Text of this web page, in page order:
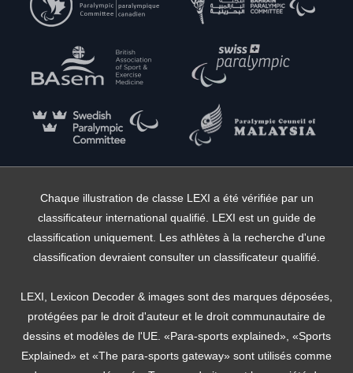
Chaque illustration de classe LEXI a été vérifiée par un
classificateur international qualifié. LEXI est un guide de
classification uniquement. Les athlètes à la recherche d'une
classification devraient consulter un classificateur qualifié.
LEXI, Lexicon Decoder & images sont des marques déposées,
protégées par le droit d'auteur et le droit communautaire de
dessins et modèles de l'UE. «Para-sports explained», «Sports
Explained» et «The para-sports gateway» sont utilisés comme